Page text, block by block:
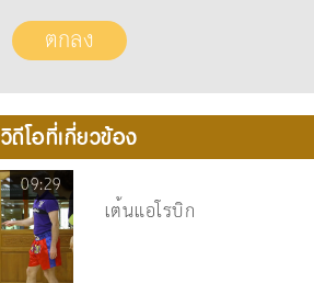
วิดีโอที่เกี่ยวข้อง
09:29
เต้นแอโรบิก